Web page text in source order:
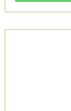
Alto
-